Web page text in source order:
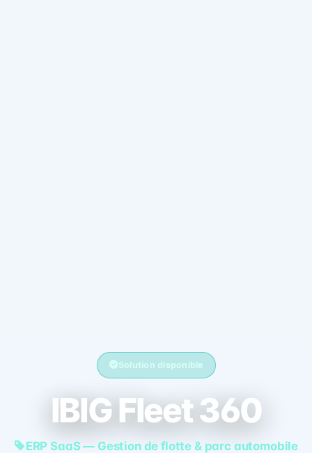
Solution disponible
IBIG Fleet 360
ERP SaaS — Gestion de flotte & parc automobile